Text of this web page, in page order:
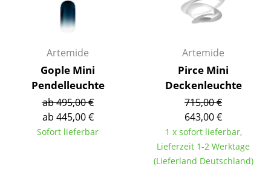
Teppiche
Vorhänge
... alle Accessoires
Räume
Zuhause
Artemide
Gople Mini
Pendelleuchte
ab 495,00 €
ab 445,00 €
Sofort lieferbar
Artemide
Pirce Mini
Deckenleuchte
715,00 €
643,00 €
1 x sofort lieferbar,
Lieferzeit 1-2 Werktage
(Lieferland Deutschland)